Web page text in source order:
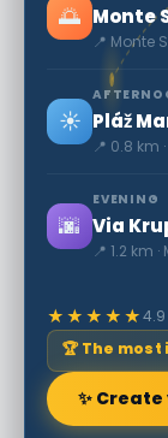
🌅 Monte
📍 Monte
☀️ Pláž
📍 0.8 km
🌆
EVENING
Via
📍 1.2 km
★★★★★4.9
🏆 The
✨